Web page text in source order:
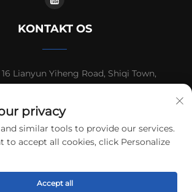
KONTAKT OS
Lianyun Yiheng Road, Shiqi Town,
+86-13192436782
[email protected]
tech (guangdong) co.,ltd. Alle
privacy
similar tools to provide our services.
to accept all cookies, click Personalize
Accept all